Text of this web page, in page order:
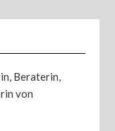
Beraterin,
von